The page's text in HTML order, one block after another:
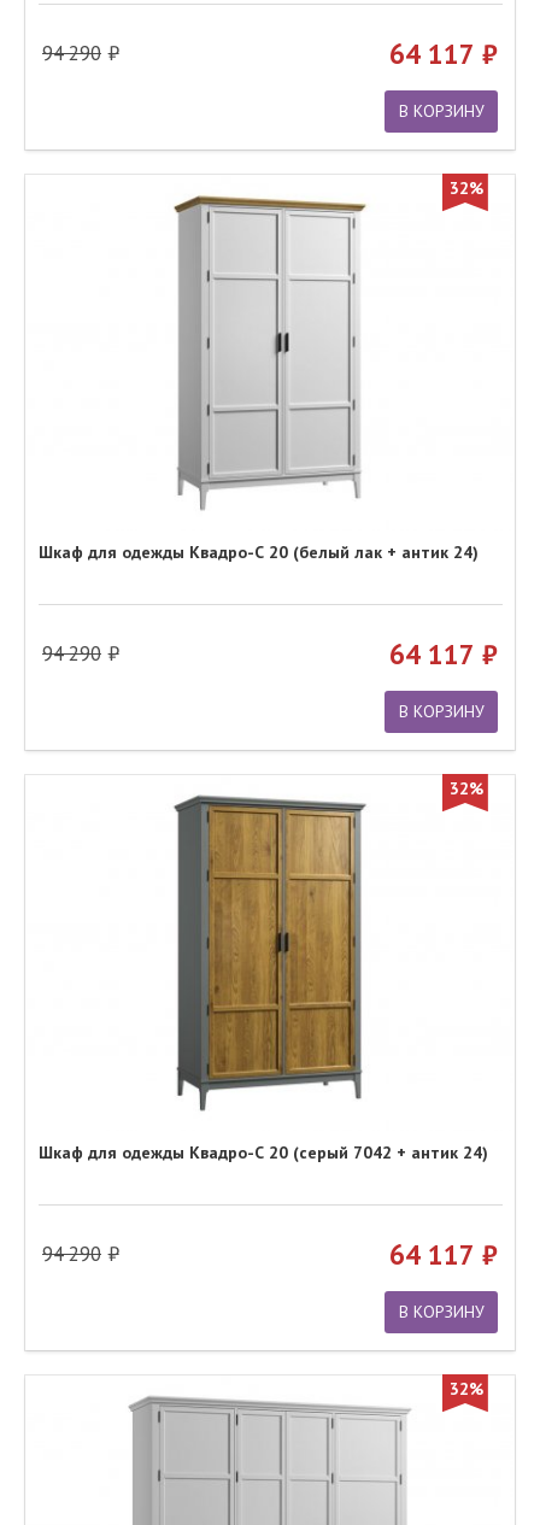
94 290 64 117
В КОРЗИНУ
32%
Шкаф для одежды Квадро-С 20 (белый лак + антик 24)
94 290 64 117
В КОРЗИНУ
32%
Шкаф для одежды Квадро-С 20 (серый 7042 + антик 24)
94 290 64 117
В КОРЗИНУ
32%